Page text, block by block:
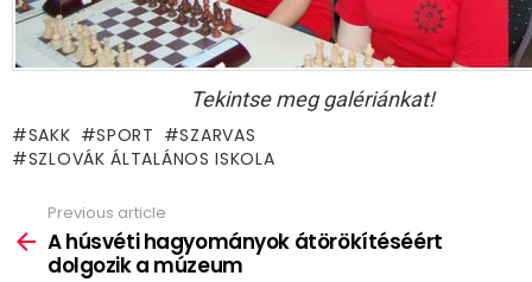
Tekintse meg galériánkat!
SAKK SPORT
SZARVAS
SZLOVÁK ÁLTALÁNOS ISKOLA
more
Previous article
A húsvéti hagyományok átörökítéséért
dolgozik a múzeum